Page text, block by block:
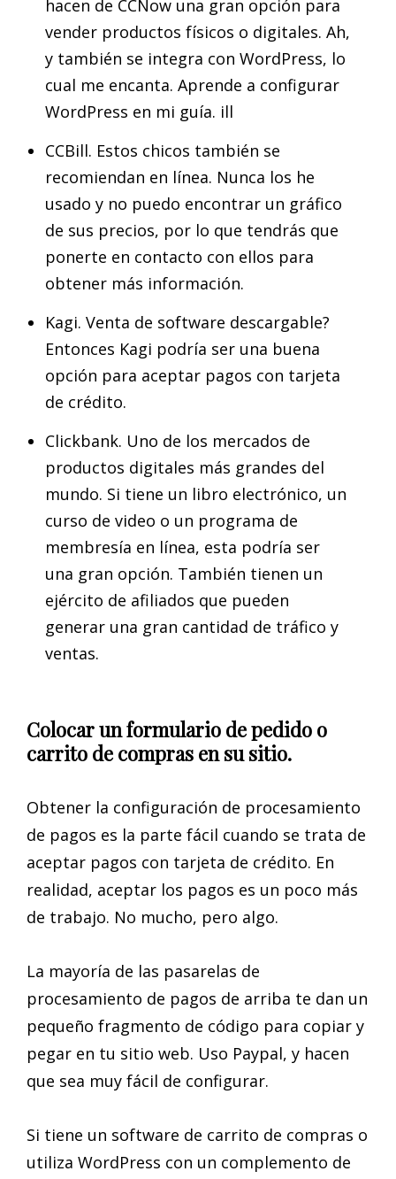
hacen de CCNow una gran opción para
vender productos físicos o digitales. Ah,
y también se integra con WordPress, lo
cual me encanta. Aprende a configurar
WordPress en mi guía. ill
CCBill. Estos chicos también se
recomiendan en línea. Nunca los he
usado y no puedo encontrar un gráfico
de sus precios, por lo que tendrás que
ponerte en contacto con ellos para
obtener más información.
Kagi. Venta de software descargable?
Entonces Kagi podría ser una buena
opción para aceptar pagos con tarjeta
de crédito.
Clickbank. Uno de los mercados de
productos digitales más grandes del
mundo. Si tiene un libro electrónico, un
curso de video o un programa de
membresía en línea, esta podría ser
una gran opción. También tienen un
ejército de afiliados que pueden
generar una gran cantidad de tráfico y
ventas.
Colocar un formulario de pedido o
carrito de compras en su sitio.
Obtener la configuración de procesamiento
de pagos es la parte fácil cuando se trata de
aceptar pagos con tarjeta de crédito. En
realidad, aceptar los pagos es un poco más
de trabajo. No mucho, pero algo.
La mayoría de las pasarelas de
procesamiento de pagos de arriba te dan un
pequeño fragmento de código para copiar y
pegar en tu sitio web. Uso Paypal, y hacen
que sea muy fácil de configurar.
Si tiene un software de carrito de compras o
utiliza WordPress con un complemento de